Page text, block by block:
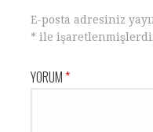
E-posta adresiniz
* ile
YORUM*